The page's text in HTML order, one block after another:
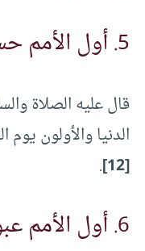
5. أول الأمم حساباً يوم القيامة
قال عليه الصلاة
الدنيا والأولون
[12]
.
6. أول الأمم